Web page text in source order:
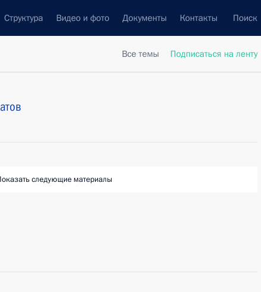
Структура Видео и фото Документы Контакты Поиск
Все темы Подписаться на ленту
следующие материалы